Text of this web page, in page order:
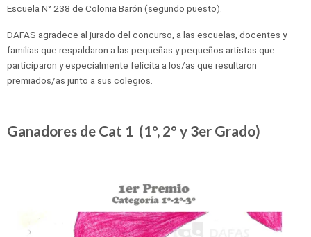
Escuela N° 238 de Colonia Barón (segundo puesto).
DAFAS agradece al jurado del concurso, a las escuelas, docentes y
familias que respaldaron a las pequeñas y pequeños artistas que
participaron y especialmente felicita a los/as que resultaron
premiados/as junto a sus colegios.
Ganadores de Cat 1 (1°, 2° y 3er Grado)